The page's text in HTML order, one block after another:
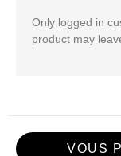
Only logged in
product may
VOUS